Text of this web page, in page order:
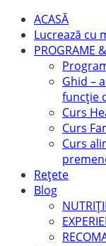
ACASĂ
Lucrează cu
PROGRAME
Ghid –
funcție
Curs
Curs
Curs
Rețete
Blog